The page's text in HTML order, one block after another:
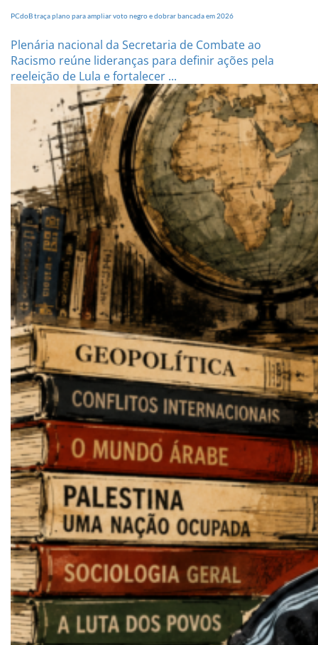
PCdoB traça plano para ampliar voto negro e dobrar bancada em 2026
Plenária nacional da Secretaria de Combate ao
Racismo reúne lideranças para definir ações pela
reeleição de Lula e fortalecer ...